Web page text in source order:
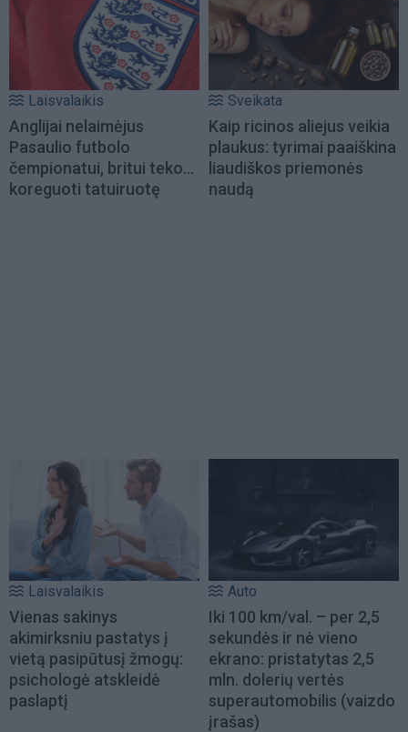
Laisvalaikis
Anglijai nelaimėjus
Pasaulio futbolo
čempionatui, britui teko...
koreguoti tatuiruotę
Sveikata
Kaip ricinos aliejus veikia
plaukus: tyrimai paaiškina
liaudiškos priemonės
naudą
Laisvalaikis
Vienas sakinys
akimirksniu pastatys į
vietą pasipūtusį žmogų:
psichologė atskleidė
paslaptį
Auto
Iki 100 km/val. – per 2,5
sekundės ir nė vieno
ekrano: pristatytas 2,5
mln. dolerių vertės
superautomobilis (vaizdo
įrašas)